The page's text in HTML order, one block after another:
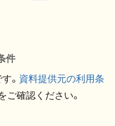
件
。 資料提供元の利用条
ご確認ください。